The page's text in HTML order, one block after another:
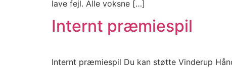
lave fejl. Alle voksne […]
Internt præmiespil
Internt præmiespil Du kan støtte Vinderup